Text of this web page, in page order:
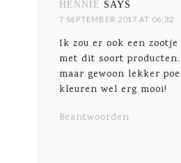
HENNIE SAYS
7 SEPTEMBER 2017 AT 06:32
Ik zou er ook een
met dit soort
maar gewoon lekker
kleuren wel erg mooi!
Beantwoorden